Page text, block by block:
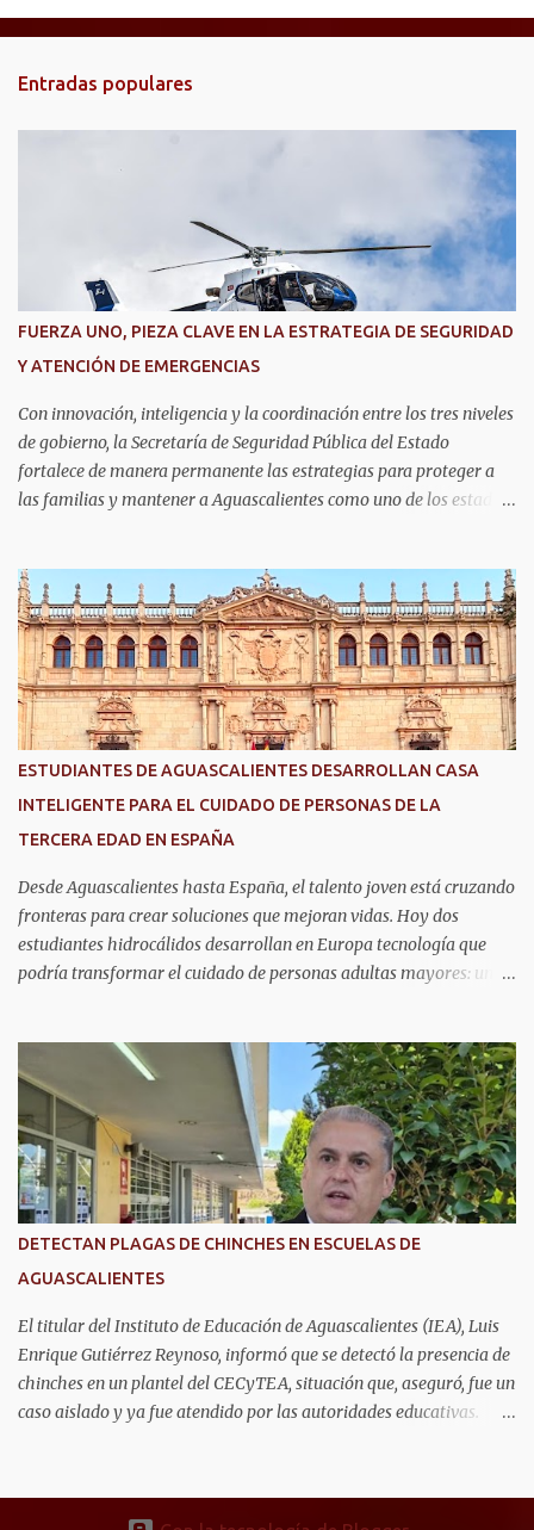
n
t
Entradas populares
FUERZA UNO, PIEZA CLAVE EN LA ESTRATEGIA DE SEGURIDAD
Y ATENCIÓN DE EMERGENCIAS
Con innovación, inteligencia y la coordinación entre los tres niveles
de gobierno, la Secretaría de Seguridad Pública del Estado
fortalece de manera permanente las estrategias para proteger a
las familias y mantener a Aguascalientes como uno de los estados
aérea, brindar apoyo táctico a los operativos de seguridad,
realizar traslados aeromédicos y participar en el transporte de
órganos, fortaleciendo la capacidad de respuesta de las
instituciones ante situaciones que requieren atención inmediata.
En reconocimiento a su liderazgo al mando del helicóptero Fuerza
Uno y a la contribución de esta aeronave en las operaciones de
seguridad y en los servicios de emergencia en Aguascalientes, el
Antonio Martínez Romo, fue distinguido durante el TechDay 2026.
Martínez Romo destacó que el helicóptero repres...
ESTUDIANTES DE AGUASCALIENTES DESARROLLAN CASA
INTELIGENTE PARA EL CUIDADO DE PERSONAS DE LA
TERCERA EDAD EN ESPAÑA
Desde Aguascalientes hasta España, el talento joven está cruzando
fronteras para crear soluciones que mejoran vidas. Hoy dos
estudiantes hidrocálidos desarrollan en Europa tecnología que
podría transformar el cuidado de personas adultas mayores: una
y Ernesto González Gómez, estudiantes de la Universidad
Politécnica de Aguascalientes (UPA), quienes actualmente realizan
una estancia académica en la Universidad de Alcalá, en España,
donde participan en un proyecto de innovación tecnológica con
impacto social. Ahí, trabajan en el desarrollo de un sistema que
combina sensores, comunicación inalámbrica y aplicaciones
digitales para monitorear la actividad dentro del hogar, con el
invadir su privacidad. Mientras Ernesto desarrolla la parte
electrónica que permite captar la información dentro de...
DETECTAN PLAGAS DE CHINCHES EN ESCUELAS DE
AGUASCALIENTES
El titular del Instituto de Educación de Aguascalientes (IEA), Luis
Enrique Gutiérrez Reynoso, informó que se detectó la presencia de
chinches en un plantel del CECyTEA, situación que, aseguró, fue un
caso aislado y ya fue atendido por las autoridades educativas.
proliferación de la plaga presuntamente se originó por materiales